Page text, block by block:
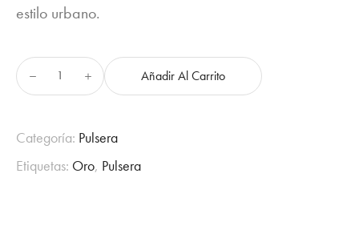
estilo urbano.
Pulsera
Triple
Link
Añadir Al Carrito
Categoría: Pulsera
Etiquetas: Oro, Pulsera